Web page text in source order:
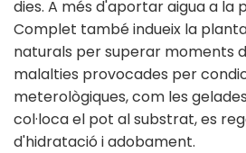
dies. A més d'aportar aigua a la
Complet també indueix la
naturals per superar moments
malalties provocades per
meterològiques, com les
col·loca el pot al substrat, es
d'hidratació i adobament.